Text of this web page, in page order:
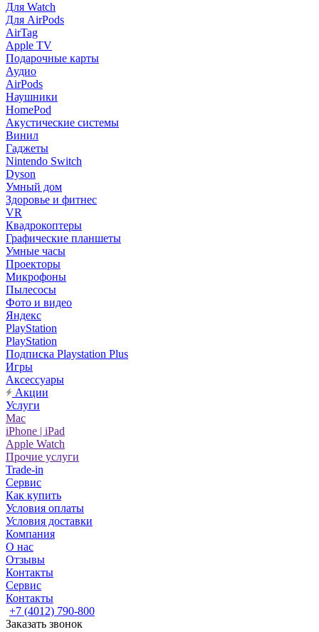
Для Watch
Для AirPods
AirTag
Apple TV
Подарочные карты
Аудио
AirPods
Наушники
HomePod
Акустические системы
Винил
Гаджеты
Nintendo Switch
Dyson
Умный дом
Здоровье и фитнес
VR
Квадрокоптеры
Графические планшеты
Умные часы
Проекторы
Микрофоны
Пылесосы
Фото и видео
Яндекс
PlayStation
PlayStation
Подписка Playstation Plus
Игры
Аксессуары
Акции
Услуги
Mac
iPhone | iPad
Apple Watch
Прочие услуги
Trade-in
Сервис
Как купить
Условия оплаты
Условия доставки
Компания
О нас
Отзывы
Контакты
Сервис
Контакты
+7 (4012) 790-800
Заказать звонок